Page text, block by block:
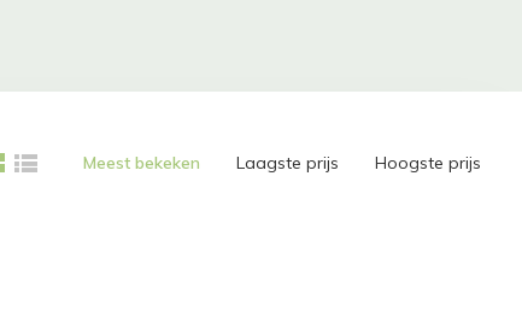
Meest bekeken Laagste prijs Hoogste prijs